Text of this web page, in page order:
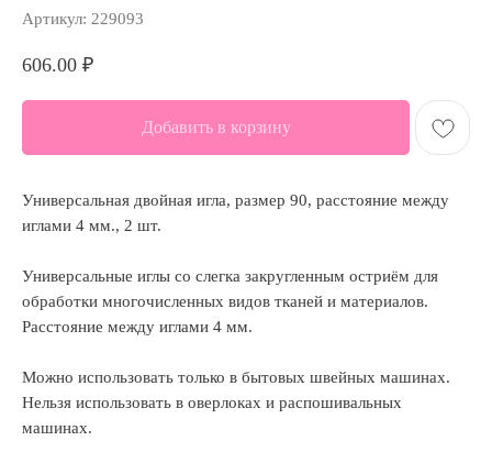
Артикул: 229093
606.00 ₽
Добавить в корзину
Универсальная двойная игла, размер 90, расстояние между
иглами 4 мм., 2 шт.
Универсальные иглы со слегка закругленным остриём для
обработки многочисленных видов тканей и материалов.
Расстояние между иглами 4 мм.
Можно использовать только в бытовых швейных машинах.
Нельзя использовать в оверлоках и распошивальных
машинах.